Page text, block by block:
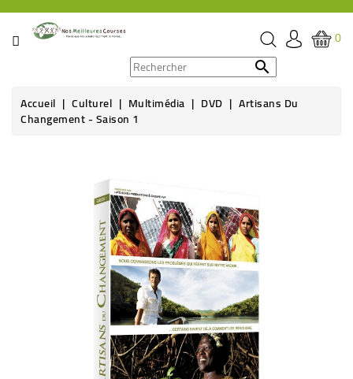
CATÉGORIE
ÉPICERIE
0

Accueil Culturel Multimédia DVD Artisans Du
Changement - Saison 1